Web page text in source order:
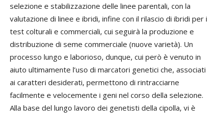
selezione e stabilizzazione delle linee parentali, con la
valutazione di linee e ibridi, infine con il rilascio di ibridi per i
test colturali e commerciali, cui seguirà la produzione e
distribuzione di seme commerciale (nuove varietà). Un
processo lungo e laborioso, dunque, cui però è venuto in
aiuto ultimamente l’uso di marcatori genetici che, associati
ai caratteri desiderati, permettono di rintracciarne
facilmente e velocemente i geni nel corso della selezione.
Alla base del lungo lavoro dei genetisti della cipolla, vi è